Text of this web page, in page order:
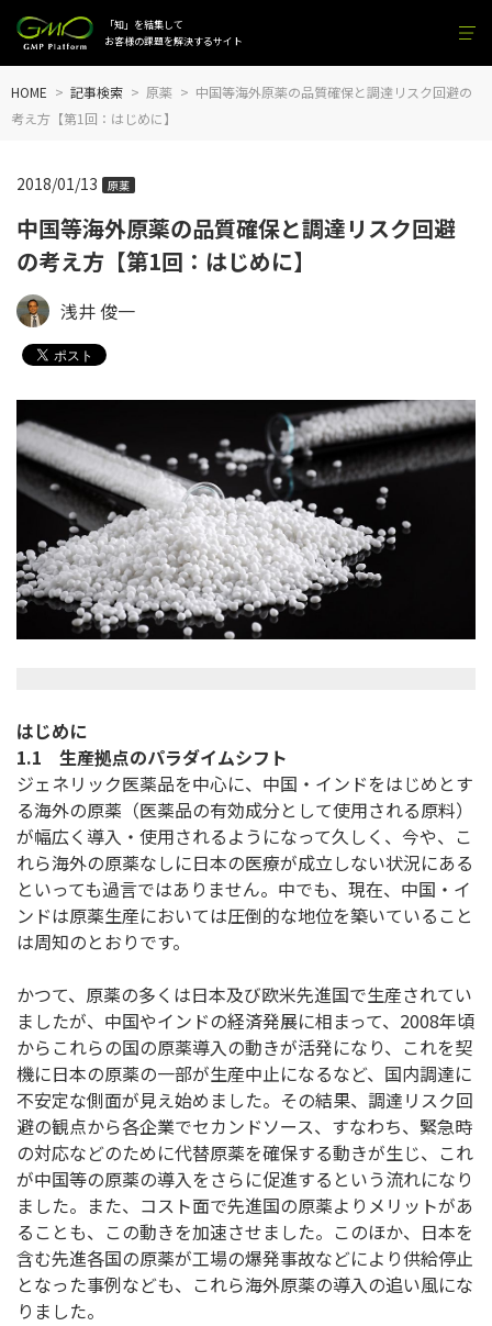
「知」を結集して
お客様の課題を解決するサイト
HOME 記事検索 原薬
中国等海外原薬の品質確保と調達リスク回避の
考え方【第1回：はじめに】
中国等海外原薬の品質確保と調達リスク回避
の考え方【第1回：はじめに】
2018/01/13 原薬
浅井 俊一
はじめに
1.1 生産拠点のパラダイムシフト
ジェネリック医薬品を中心に、中国・インドをはじめとす
る海外の原薬（医薬品の有効成分として使用される原料）
が幅広く導入・使用されるようになって久しく、今や、こ
れら海外の原薬なしに日本の医療が成立しない状況にある
といっても過言ではありません。中でも、現在、中国・イ
ンドは原薬生産においては圧倒的な地位を築いていること
は周知のとおりです。
かつて、原薬の多くは日本及び欧米先進国で生産されてい
ましたが、中国やインドの経済発展に相まって、2008年頃
からこれらの国の原薬導入の動きが活発になり、これを契
機に日本の原薬の一部が生産中止になるなど、国内調達に
不安定な側面が見え始めました。その結果、調達リスク回
避の観点から各企業でセカンドソース、すなわち、緊急時
の対応などのために代替原薬を確保する動きが生じ、これ
が中国等の原薬の導入をさらに促進するという流れになり
ました。また、コスト面で先進国の原薬よりメリットがあ
ることも、この動きを加速させました。このほか、日本を
含む先進各国の原薬が工場の爆発事故などにより供給停止
となった事例なども、これら海外原薬の導入の追い風にな
りました。